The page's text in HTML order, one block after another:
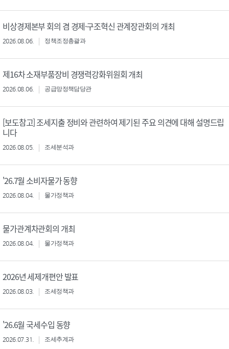
비상경제본부 회의 겸 경제·구조혁신 관계장관회의 개최
2026.08.06. 정책조정총괄과
제16차 소재부품장비 경쟁력강화위원회 개최
2026.08.06. 공급망정책담당관
[보도참고] 조세지출 정비와 관련하여 제기된 주요 의견에 대해 설명드립
니다
2026.08.05. 조세분석과
'26.7월 소비자물가 동향
2026.08.04. 물가정책과
물가관계차관회의 개최
2026.08.04. 물가정책과
2026년 세제개편안 발표
2026.08.03. 조세정책과
'26.6월 국세수입 동향
2026.07.31. 조세추계과